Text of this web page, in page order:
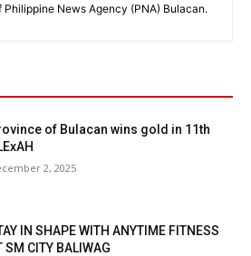
Philippine News Agency (PNA) Bulacan.
of Bulacan wins gold in 11th
2, 2025
IN SHAPE WITH ANYTIME FITNESS
SM CITY BALIWAG